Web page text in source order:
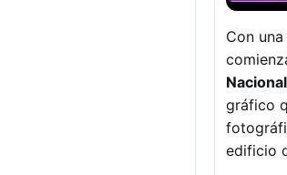
Con
gráfico
edificio